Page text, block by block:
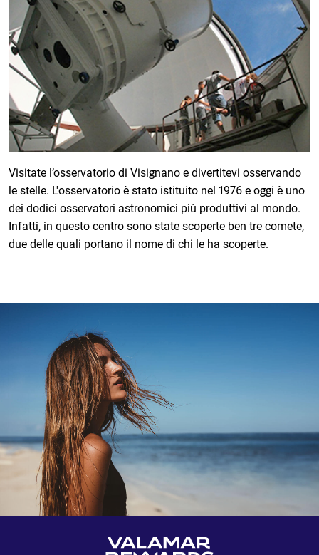
Visitate l’osservatorio di Visignano e divertitevi osservando
le stelle. L'osservatorio è stato istituito nel 1976 e oggi è uno
dei dodici osservatori astronomici più produttivi al mondo.
Infatti, in questo centro sono state scoperte ben tre comete,
due delle quali portano il nome di chi le ha scoperte.